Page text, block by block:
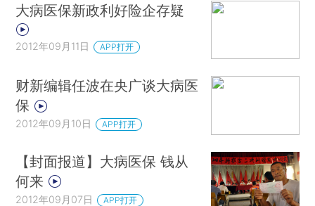
大病医保新政利好险企存疑
2012年09月11日 APP打开
财新编辑任波在央广谈大病医
保
2012年09月10日 APP打开
【封面报道】大病医保 钱从
何来
2012年09月07日 APP打开